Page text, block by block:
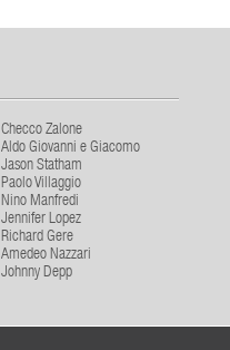
Checco Zalone
Aldo Giovanni e Giacomo
Jason Statham
Paolo Villaggio
Nino Manfredi
Jennifer Lopez
Richard Gere
Amedeo Nazzari
Johnny Depp